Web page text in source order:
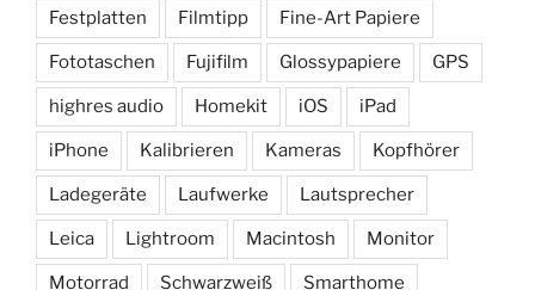
Festplatten Filmtipp Fine-Art Papiere
Fototaschen Fujifilm Glossypapiere GPS
highres audio Homekit iOS iPad
iPhone Kalibrieren Kameras Kopfhörer
Ladegeräte Laufwerke Lautsprecher
Leica Lightroom Macintosh Monitor
Motorrad Schwarzweiß Smarthome